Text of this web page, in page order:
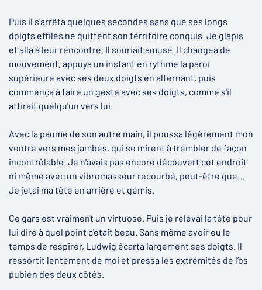
Puis il s'arrêta quelques secondes sans que ses longs
doigts effilés ne quittent son territoire conquis. Je glapis
et alla à leur rencontre. Il souriait amusé. Il changea de
mouvement, appuya un instant en rythme la paroi
supérieure avec ses deux doigts en alternant, puis
commença à faire un geste avec ses doigts, comme s'il
attirait quelqu'un vers lui.
Avec la paume de son autre main, il poussa légèrement mon
ventre vers mes jambes, qui se mirent à trembler de façon
incontrôlable. Je n'avais pas encore découvert cet endroit
ni même avec un vibromasseur recourbé, peut-être que…
Je jetai ma tête en arrière et gémis.
Ce gars est vraiment un virtuose. Puis je relevai la tête pour
lui dire à quel point c'était beau. Sans même avoir eu le
temps de respirer, Ludwig écarta largement ses doigts. Il
ressortit lentement de moi et pressa les extrémités de l’os
pubien des deux côtés.